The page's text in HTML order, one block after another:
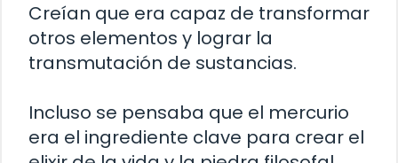
Creían que era capaz de transformar
otros elementos y lograr la
transmutación de sustancias.
Incluso se pensaba que el mercurio
era el ingrediente clave para crear el